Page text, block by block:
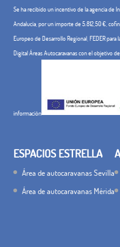
Se ha recibido un incentivo de la agencia de
Andalucía, por un importe de 5.812,50 €,
Europeo de Desarrollo Regional, FEDER
Digital Áreas Autocaravanas con el objetivo
información
ESPACIOS ESTRELLA
Área de autocaravanas Sevilla
Área de autocaravanas Mérida